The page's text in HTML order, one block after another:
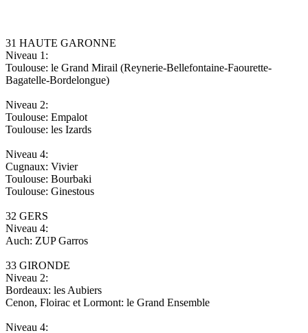
31 HAUTE GARONNE
Niveau 1:
Toulouse: le Grand Mirail (Reynerie-Bellefontaine-Faourette-
Bagatelle-Bordelongue)
Niveau 2:
Toulouse: Empalot
Toulouse: les Izards
Niveau 4:
Cugnaux: Vivier
Toulouse: Bourbaki
Toulouse: Ginestous
32 GERS
Niveau 4:
Auch: ZUP Garros
33 GIRONDE
Niveau 2:
Bordeaux: les Aubiers
Cenon, Floirac et Lormont: le Grand Ensemble
Niveau 4: